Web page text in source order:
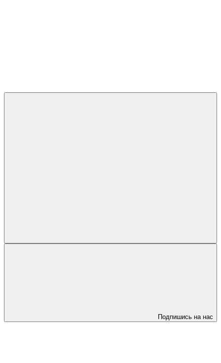
Подпишись на нас